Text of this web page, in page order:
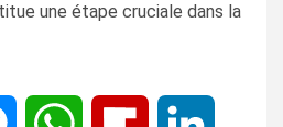
une étape cruciale dans la